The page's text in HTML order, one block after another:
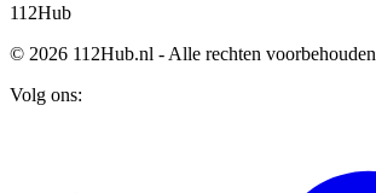
112Hub
© 2026 112Hub.nl - Alle rechten voorbehouden
Volg ons: